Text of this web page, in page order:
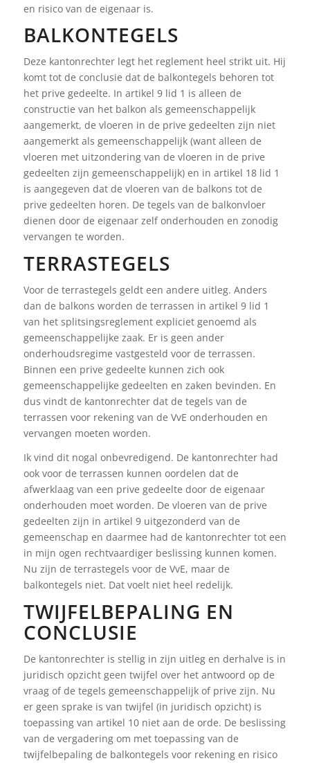
en risico van de eigenaar is.
BALKONTEGELS
Deze kantonrechter legt het reglement heel strikt uit. Hij
komt tot de conclusie dat de balkontegels behoren tot
het prive gedeelte. In artikel 9 lid 1 is alleen de
constructie van het balkon als gemeenschappelijk
aangemerkt, de vloeren in de prive gedeelten zijn niet
aangemerkt als gemeenschappelijk (want alleen de
vloeren met uitzondering van de vloeren in de prive
gedeelten zijn gemeenschappelijk) en in artikel 18 lid 1
is aangegeven dat de vloeren van de balkons tot de
prive gedeelten horen. De tegels van de balkonvloer
dienen door de eigenaar zelf onderhouden en zonodig
vervangen te worden.
TERRASTEGELS
Voor de terrastegels geldt een andere uitleg. Anders
dan de balkons worden de terrassen in artikel 9 lid 1
van het splitsingsreglement expliciet genoemd als
gemeenschappelijke zaak. Er is geen ander
onderhoudsregime vastgesteld voor de terrassen.
Binnen een prive gedeelte kunnen zich ook
gemeenschappelijke gedeelten en zaken bevinden. En
dus vindt de kantonrechter dat de tegels van de
terrassen voor rekening van de VvE onderhouden en
vervangen moeten worden.
Ik vind dit nogal onbevredigend. De kantonrechter had
ook voor de terrassen kunnen oordelen dat de
afwerklaag van een prive gedeelte door de eigenaar
onderhouden moet worden. De vloeren van de prive
gedeelten zijn in artikel 9 uitgezonderd van de
gemeenschap en daarmee had de kantonrechter tot een
in mijn ogen rechtvaardiger beslissing kunnen komen.
Nu zijn de terrastegels voor de VvE, maar de
balkontegels niet. Dat voelt niet heel redelijk.
TWIJFELBEPALING EN
CONCLUSIE
De kantonrechter is stellig in zijn uitleg en derhalve is in
juridisch opzicht geen twijfel over het antwoord op de
vraag of de tegels gemeenschappelijk of prive zijn. Nu
er geen sprake is van twijfel (in juridisch opzicht) is
toepassing van artikel 10 niet aan de orde. De beslissing
van de vergadering om met toepassing van de
twijfelbepaling de balkontegels voor rekening en risico